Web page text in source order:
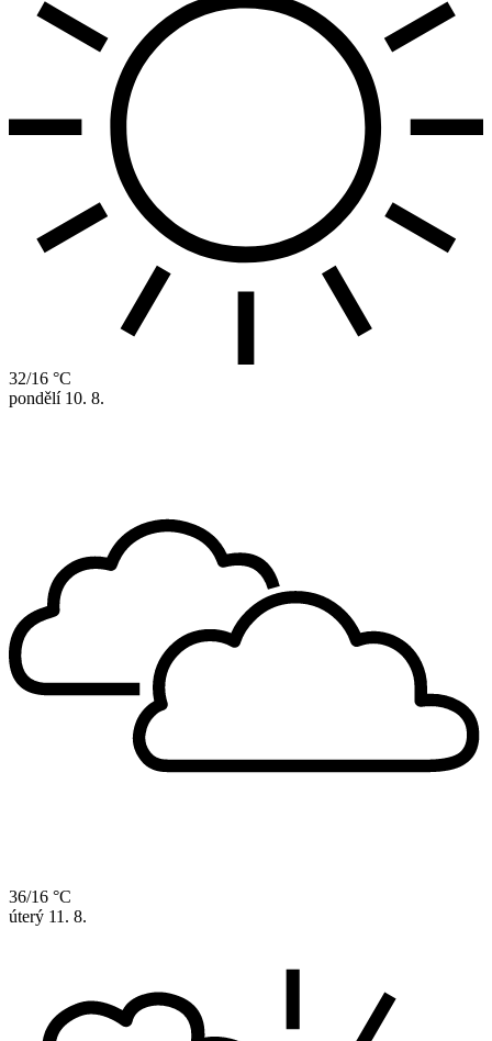
32/16 °C
pondělí 10. 8.
36/16 °C
úterý 11. 8.